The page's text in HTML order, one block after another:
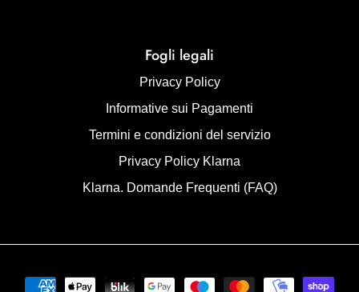
Fogli legali
Privacy Policy
Informative sui Pagamenti
Termini e condizioni del servizio
Privacy Policy Klarna
Klarna. Domande Frequenti (FAQ)